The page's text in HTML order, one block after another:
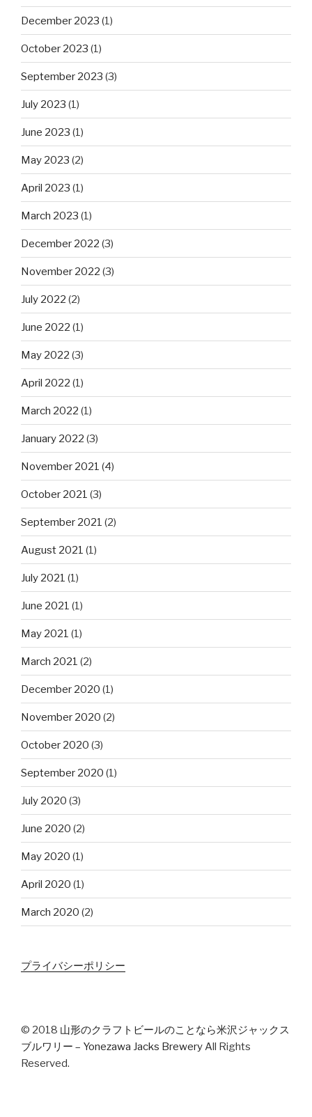
December 2023 (1)
October 2023 (1)
September 2023 (3)
July 2023 (1)
June 2023 (1)
May 2023 (2)
April 2023 (1)
March 2023 (1)
December 2022 (3)
November 2022 (3)
July 2022 (2)
June 2022 (1)
May 2022 (3)
April 2022 (1)
March 2022 (1)
January 2022 (3)
November 2021 (4)
October 2021 (3)
September 2021 (2)
August 2021 (1)
July 2021 (1)
June 2021 (1)
May 2021 (1)
March 2021 (2)
December 2020 (1)
November 2020 (2)
October 2020 (3)
September 2020 (1)
July 2020 (3)
June 2020 (2)
May 2020 (1)
April 2020 (1)
March 2020 (2)
プライバシーポリシー
© 2018 山形のクラフトビールのことなら米沢ジャックス
ブルワリー – Yonezawa Jacks BreweryAll Rights
Reserved.